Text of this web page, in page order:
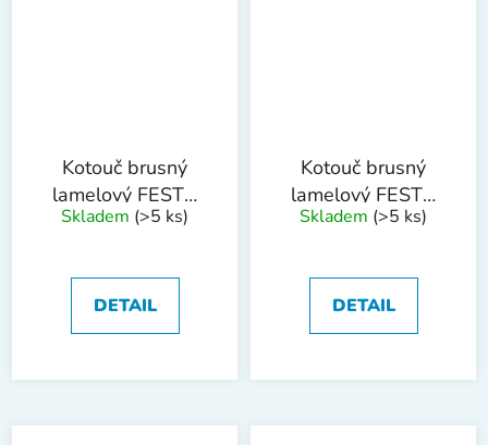
Kotouč brusný
lamelový FESTA
115 P60
Skladem (>5 ks)
DETAIL
Kotouč brusný
lamelový FESTA
115 P80
Skladem (>5 ks)
DETAIL